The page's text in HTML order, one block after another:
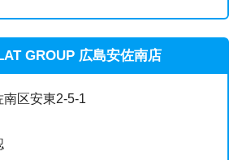
GROUP 広島安佐南店
区安東2-5-1